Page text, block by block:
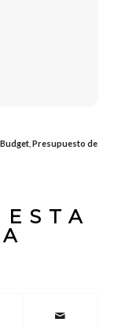
, Presupuesto de